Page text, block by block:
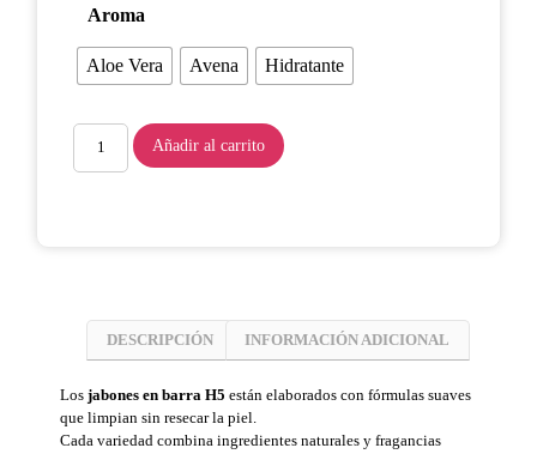
Aroma
Aloe Vera Avena Hidratante
Añadir al carrito
DESCRIPCIÓN INFORMACIÓN ADICIONAL
Los jabones en barra H5 están elaborados con fórmulas suaves
que limpian sin resecar la piel.
Cada variedad combina ingredientes naturales y fragancias